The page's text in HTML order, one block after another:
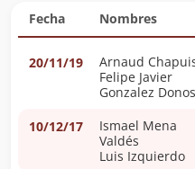
Fecha Nombres
20/11/19
Arnaud
Felipe Javier
Gonzalez
10/12/17
Ismael Mena
Valdés
Luis Izquierdo